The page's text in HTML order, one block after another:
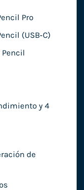
Pro
(USB‑C)
y 4
de